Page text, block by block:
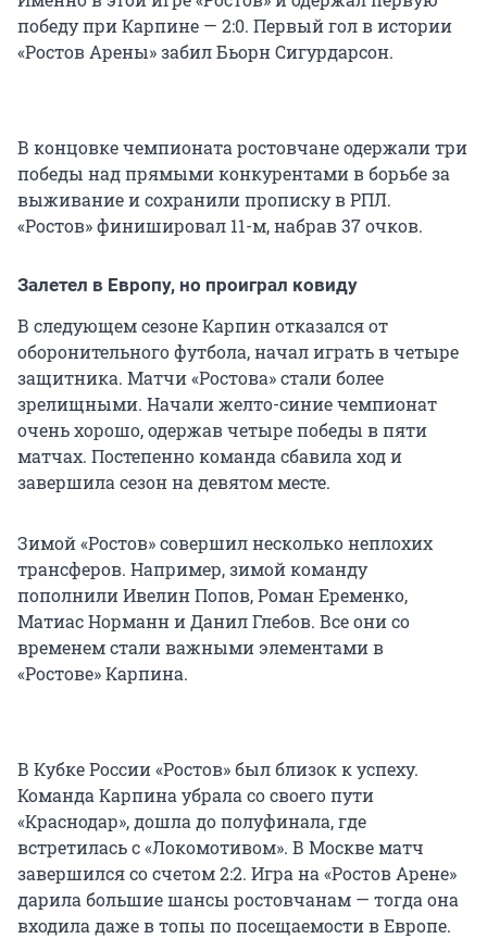
победу при Карпине — 2:0. Первый гол в истории
«Ростов Арены» забил Бьорн Сигурдарсон.
В концовке чемпионата ростовчане одержали три
победы над прямыми конкурентами в борьбе за
выживание и сохранили прописку в РПЛ.
«Ростов» финишировал 11-м, набрав 37 очков.
Залетел в Европу, но проиграл ковиду
В следующем сезоне Карпин отказался от
оборонительного футбола, начал играть в четыре
защитника. Матчи «Ростова» стали более
зрелищными. Начали желто-синие чемпионат
очень хорошо, одержав четыре победы в пяти
матчах. Постепенно команда сбавила ход и
завершила сезон на девятом месте.
Зимой «Ростов» совершил несколько неплохих
трансферов. Например, зимой команду
пополнили Ивелин Попов, Роман Еременко,
Матиас Норманн и Данил Глебов. Все они со
временем стали важными элементами в
«Ростове» Карпина.
В Кубке России «Ростов» был близок к успеху.
Команда Карпина убрала со своего пути
«Краснодар», дошла до полуфинала, где
встретилась с «Локомотивом». В Москве матч
завершился со счетом 2:2. Игра на «Ростов Арене»
дарила большие шансы ростовчанам — тогда она
входила даже в топы по посещаемости в Европе.